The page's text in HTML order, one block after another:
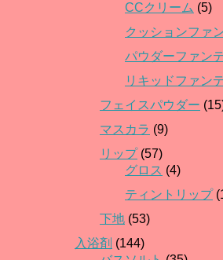
CCクリーム (5)
クッションファ
パウダーファン
リキッドファン
フェイスパウダー
マスカラ (9)
リップ(57)
グロス (4)
ティントリップ
下地 (53)
入浴剤 (144)